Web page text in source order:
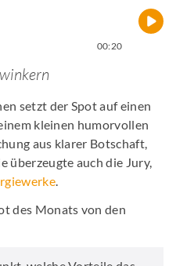
00:20
setzt der Spot auf einen
kleinen humorvollen
aus klarer Botschaft,
überzeugte auch die Jury,
.
des Monats von den